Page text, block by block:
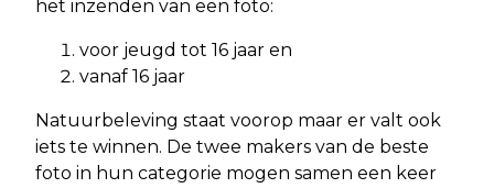
het inzenden van een foto:
voor jeugd tot 16 jaar en
vanaf 16 jaar
Natuurbeleving staat voorop maar er valt ook
iets te winnen. De twee makers van de beste
foto in hun categorie mogen samen een keer